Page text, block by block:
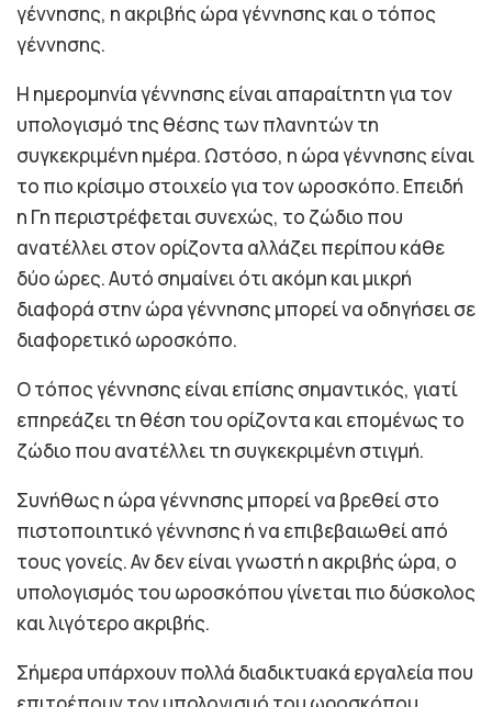
γέννησης, η ακριβής ώρα γέννησης και ο τόπος
γέννησης.
Η ημερομηνία γέννησης είναι απαραίτητη για τον
υπολογισμό της θέσης των πλανητών τη
συγκεκριμένη ημέρα. Ωστόσο, η ώρα γέννησης είναι
το πιο κρίσιμο στοιχείο για τον ωροσκόπο. Επειδή
η Γη περιστρέφεται συνεχώς, το ζώδιο που
ανατέλλει στον ορίζοντα αλλάζει περίπου κάθε
δύο ώρες. Αυτό σημαίνει ότι ακόμη και μικρή
διαφορά στην ώρα γέννησης μπορεί να οδηγήσει σε
διαφορετικό ωροσκόπο.
Ο τόπος γέννησης είναι επίσης σημαντικός, γιατί
επηρεάζει τη θέση του ορίζοντα και επομένως το
ζώδιο που ανατέλλει τη συγκεκριμένη στιγμή.
Συνήθως η ώρα γέννησης μπορεί να βρεθεί στο
πιστοποιητικό γέννησης ή να επιβεβαιωθεί από
τους γονείς. Αν δεν είναι γνωστή η ακριβής ώρα, ο
υπολογισμός του ωροσκόπου γίνεται πιο δύσκολος
και λιγότερο ακριβής.
Σήμερα υπάρχουν πολλά διαδικτυακά εργαλεία που